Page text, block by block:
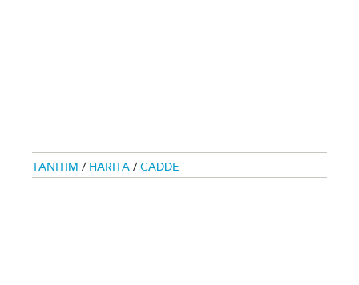
TANITIM / HARITA / CADDE